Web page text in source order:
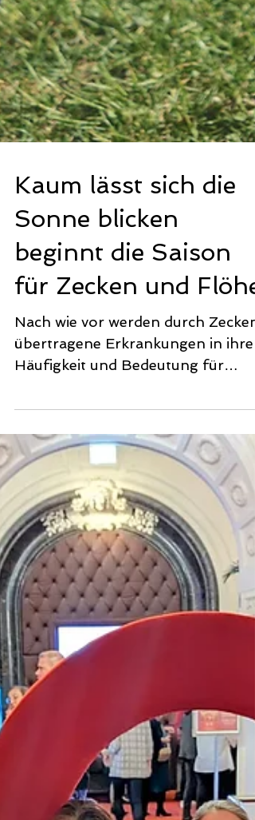
Kaum lässt sich die
Sonne blicken
beginnt die Saison
für Zecken und Flöhe.
Nach wie vor werden durch Zecken
übertragene Erkrankungen in ihrer
Wie zum...